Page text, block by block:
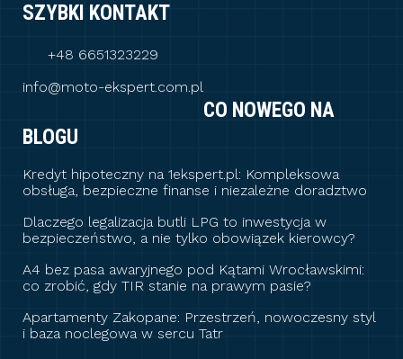
SZYBKI KONTAKT
+48 6651323229
info@moto-ekspert.com.pl
CO NOWEGO NA
BLOGU
Kredyt hipoteczny na 1ekspert.pl: Kompleksowa
obsługa, bezpieczne finanse i niezależne doradztwo
Dlaczego legalizacja butli LPG to inwestycja w
bezpieczeństwo, a nie tylko obowiązek kierowcy?
A4 bez pasa awaryjnego pod Kątami Wrocławskimi:
co zrobić, gdy TIR stanie na prawym pasie?
Apartamenty Zakopane: Przestrzeń, nowoczesny styl
i baza noclegowa w sercu Tatr